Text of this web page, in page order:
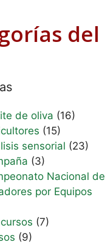
del
de oliva (16)
(15)
sensorial (23)
(3)
Nacional de
por Equipos
(7)
(9)